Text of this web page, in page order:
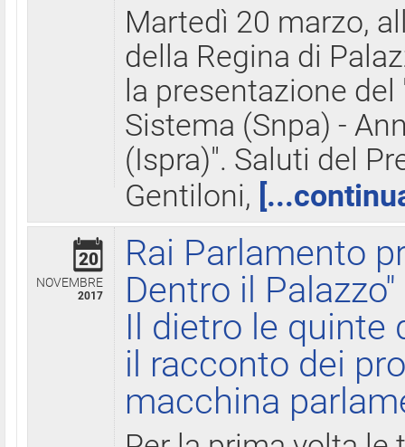
Martedì 20 marzo,
della Regina di
la presentazione
Sistema (Snpa) -
(Ispra)". Saluti del
Gentiloni,
20
NOVEMBRE
2017
Rai Parlamento
Dentro il Palazzo"
Il dietro le quinte
il racconto dei
macchina